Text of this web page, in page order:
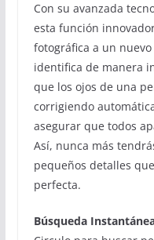
Con su avanzada
esta función
fotográfica a un
identifica de manera
que los ojos de una
corrigiendo
asegurar que todos
Así, nunca más
pequeños detalles
perfecta.
Búsqueda